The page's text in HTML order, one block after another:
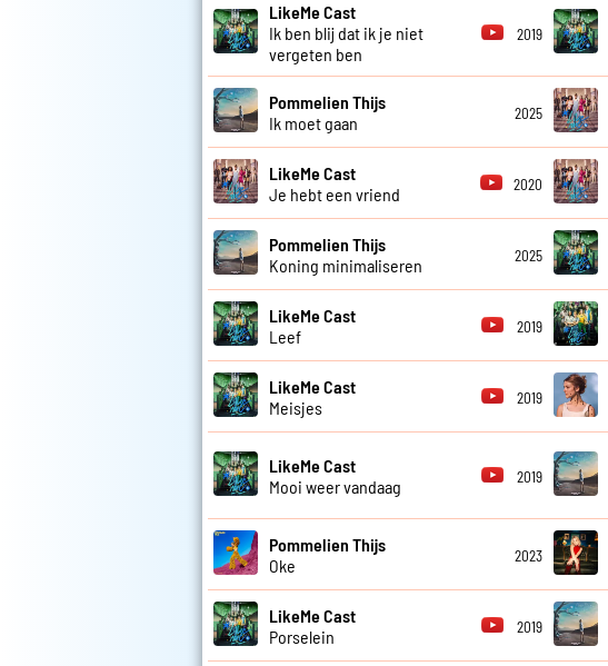
LikeMe Cast
Ik ben blij dat ik je niet
vergeten ben
2019
Pommelien Thijs
Ik moet gaan
2025
LikeMe Cast
Je hebt een vriend
2020
Pommelien Thijs
Koning minimaliseren
2025
LikeMe Cast
Leef
2019
LikeMe Cast
Meisjes
2019
LikeMe Cast
Mooi weer vandaag
2019
Pommelien Thijs
Oke
2023
LikeMe Cast
Porselein
2019